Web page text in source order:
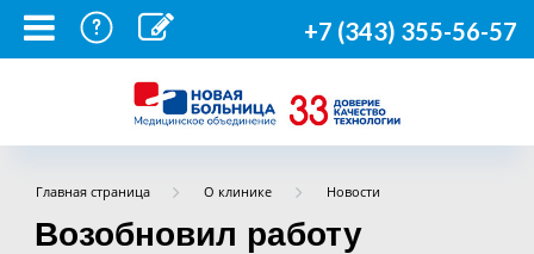
+7 (343) 355-56-57
Главная страница О клинике Новости
Возобновил работу